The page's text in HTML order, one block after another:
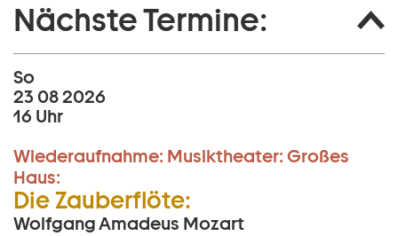
Nächste Termine:
So
23 08 2026
16 Uhr
Wiederaufnahme: Musiktheater: Großes
Haus:
Die Zauberflöte:
Wolfgang Amadeus Mozart